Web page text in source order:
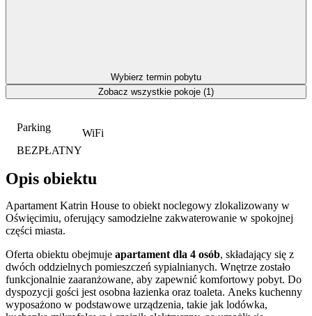
Parking
BEZPŁATNY
WiFi
Opis obiektu
Apartament Katrin House to obiekt noclegowy zlokalizowany w
Oświęcimiu, oferujący samodzielne zakwaterowanie w spokojnej
części miasta.
Oferta obiektu obejmuje apartament dla 4 osób, składający się z
dwóch oddzielnych pomieszczeń sypialnianych. Wnętrze zostało
funkcjonalnie zaaranżowane, aby zapewnić komfortowy pobyt. Do
dyspozycji gości jest osobna łazienka oraz toaleta. Aneks kuchenny
wyposażono w podstawowe urządzenia, takie jak lodówka,
Wybierz termin pobytu
Zobacz wszystkie pokoje (1)